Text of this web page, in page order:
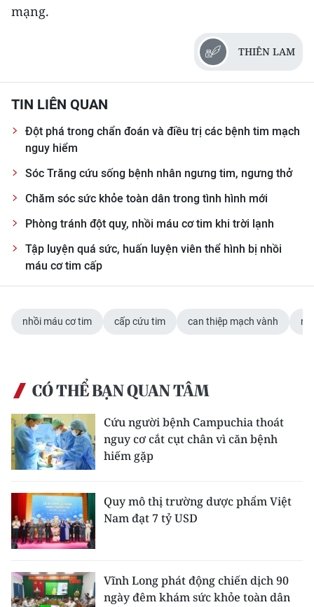
中文
ESPAÑOL
한국어
mạng.
THIÊN LAM
TIN LIÊN QUAN
Đột phá trong chẩn đoán và điều trị các bệnh tim mạch
nguy hiểm
Sóc Trăng cứu sống bệnh nhân ngưng tim, ngưng thở
Chăm sóc sức khỏe toàn dân trong tình hình mới
Phòng tránh đột quỵ, nhồi máu cơ tim khi trời lạnh
Tập luyện quá sức, huấn luyện viên thể hình bị nhồi
máu cơ tim cấp
nhồi máu cơ tim cấp cứu tim can thiệp mạch vành
CÓ THỂ BẠN QUAN TÂM
Cứu người bệnh Campuchia thoát
nguy cơ cắt cụt chân vì căn bệnh
hiếm gặp
Quy mô thị trường dược phẩm Việt
Nam đạt 7 tỷ USD
Vĩnh Long phát động chiến dịch 90
ngày đêm khám sức khỏe toàn dân